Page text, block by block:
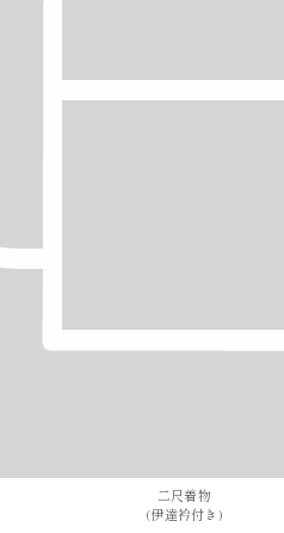
二尺着物
(伊達衿付き)